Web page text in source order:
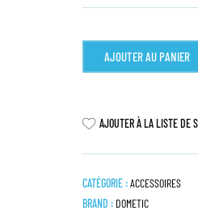
AJOUTER AU PANIER
AJOUTER À LA LISTE DE
CATÉGORIE :ACCESSOIRES
BRAND : DOMETIC